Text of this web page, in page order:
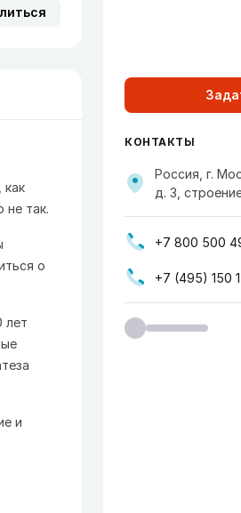
как
не так.
о
лет
и
КОНТАКТЫ
Россия, г.
д. 3,
+7 800 500
+7 (495) 150